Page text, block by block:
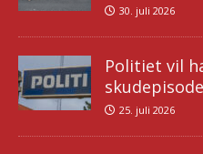
30. juli 2026
Politiet vil
25. juli 2026